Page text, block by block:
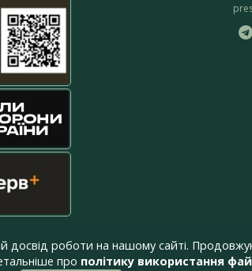
роботи на нашому сайті.
про політику використання